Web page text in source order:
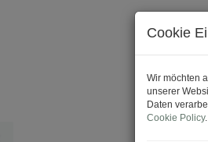
Cookie
Wir möchten
unserer
Daten
Cookie Policy.